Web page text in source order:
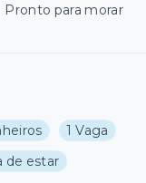
1 Vaga
de estar
Pronto para morar